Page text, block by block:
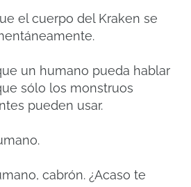
el cuerpo del Kraken se
un humano pueda hablar
sólo los monstruos
pueden usar.
cabrón. ¿Acaso te